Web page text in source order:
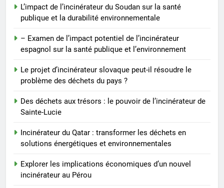
Explorer les implications
économiques d’un nouvel
incinérateur au Pérou
AIO
Solutions durables : comment
font la différence
AIO
8
Faire monter la pression : le
d’incinérateur au Mexique
suscite un débat national
AIO
L’impact de l’incinérateur du Soudan sur la santé
publique et la durabilité environnementale
– Examen de l’impact potentiel de l’incinérateur
espagnol sur la santé publique et l’environnement
Le projet d’incinérateur slovaque peut-il résoudre le
problème des déchets du pays ?
Des déchets aux trésors : le pouvoir de l’incinérateur de
Sainte-Lucie
Incinérateur du Qatar : transformer les déchets en
solutions énergétiques et environnementales
Explorer les implications économiques d’un nouvel
incinérateur au Pérou